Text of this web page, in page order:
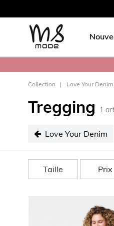
Collection Love Your Denim
Tregging 1
Love Your Denim
sélectionné Love Your
Taille Prix